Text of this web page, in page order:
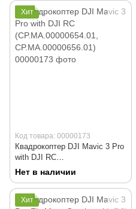
Хит
Код товара: 00000173
Квадрокоптер DJI Mavic 3 Pro
with DJI RC
(CP.MA.00000654.01,
Нет в наличии
Хит